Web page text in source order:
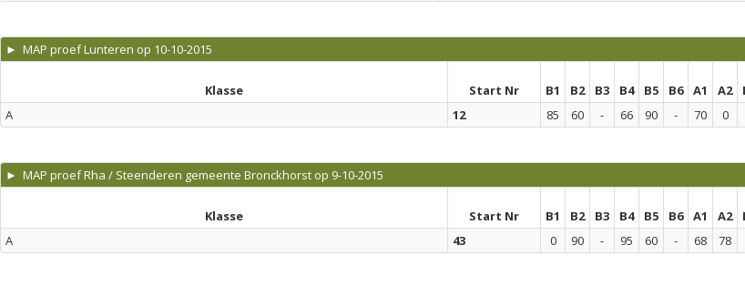
► MAP proef Lunteren op 10-10-2015
Klasse Start Nr B1 B2 B3 B4 B5 B6 A1 A2
A
12 85 60 - 66 90 - 70 0
► MAP proef Rha / Steenderen gemeente Bronckhorst op 9-10-2015
Klasse Start Nr B1 B2 B3 B4 B5 B6 A1 A2
A
43 0 90 - 95 60 - 68 78